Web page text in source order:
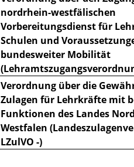
nordrhein-westfälischen
Vorbereitungsdienst für
Schulen und
bundesweiter Mobilität
Verordnung über die
Zulagen für Lehrkräfte mit
Funktionen des Landes
Westfalen
LZulVO -)